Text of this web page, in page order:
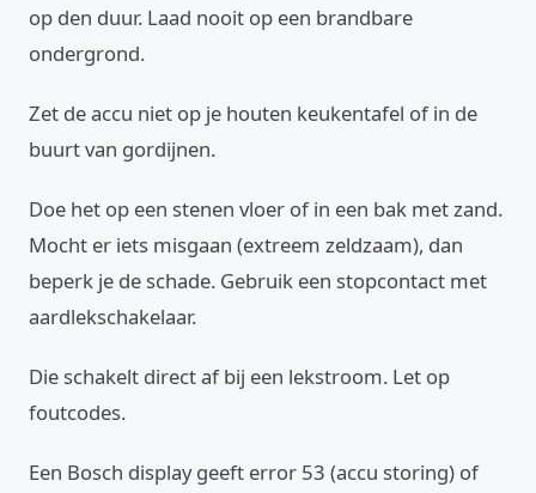
op den duur. Laad nooit op een brandbare
ondergrond.
Zet de accu niet op je houten keukentafel of in de
buurt van gordijnen.
Doe het op een stenen vloer of in een bak met zand.
Mocht er iets misgaan (extreem zeldzaam), dan
beperk je de schade. Gebruik een stopcontact met
aardlekschakelaar.
Die schakelt direct af bij een lekstroom. Let op
foutcodes.
Een Bosch display geeft error 53 (accu storing) of